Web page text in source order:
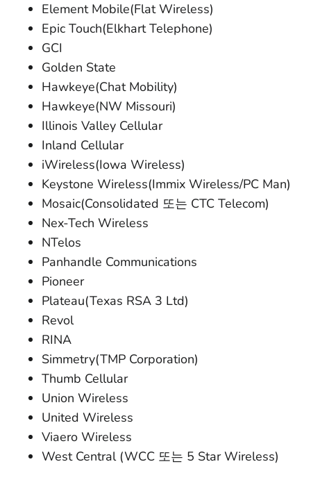
Element Mobile(Flat Wireless)
Epic Touch(Elkhart Telephone)
GCI
Golden State
Hawkeye(Chat Mobility)
Hawkeye(NW Missouri)
Illinois Valley Cellular
Inland Cellular
iWireless(Iowa Wireless)
Keystone Wireless(Immix Wireless/PC Man)
Mosaic(Consolidated 또는 CTC Telecom)
Nex-Tech Wireless
NTelos
Panhandle Communications
Pioneer
Plateau(Texas RSA 3 Ltd)
Revol
RINA
Simmetry(TMP Corporation)
Thumb Cellular
Union Wireless
United Wireless
Viaero Wireless
West Central (WCC 또는 5 Star Wireless)